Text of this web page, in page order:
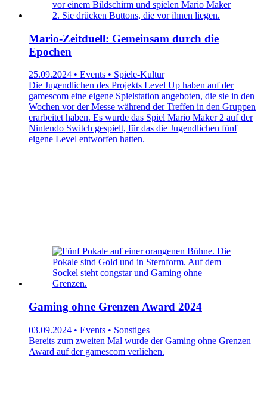
Mario-Zeitduell: Gemeinsam durch die
Epochen
25.09.2024 • Events • Spiele-Kultur
Die Jugendlichen des Projekts Level Up haben auf der
gamescom eine eigene Spielstation angeboten, die sie in den
Wochen vor der Messe während der Treffen in den Gruppen
erarbeitet haben. Es wurde das Spiel Mario Maker 2 auf der
Nintendo Switch gespielt, für das die Jugendlichen fünf
eigene Level entworfen hatten.
Gaming ohne Grenzen Award 2024
03.09.2024 • Events • Sonstiges
Bereits zum zweiten Mal wurde der Gaming ohne Grenzen
Award auf der gamescom verliehen.